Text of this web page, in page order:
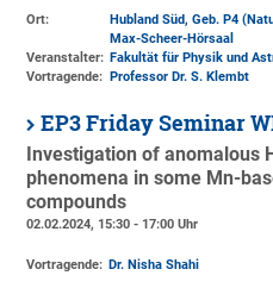
Ort: Hubland Süd, Geb. P4
Max-Scheer-Hörsaal
Veranstalter: Fakultät für Physik und
Vortragende:
Professor Dr. S. Klembt
EP3 Friday Seminar
Investigation of anomalous
phenomena in some Mn-
compounds
02.02.2024, 15:30 - 17:00 Uhr
Vortragende: Dr. Nisha Shahi